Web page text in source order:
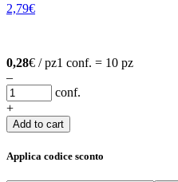
2,79€
0,28€ / pz1 conf. = 10 pz
–
conf.
+
Add to cart
Applica codice sconto